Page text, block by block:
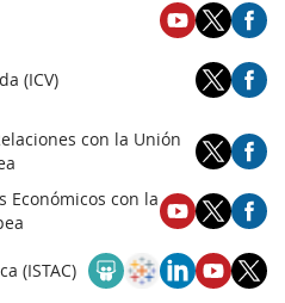
(ICV)
con la Unión
Económicos con la
(ISTAC)